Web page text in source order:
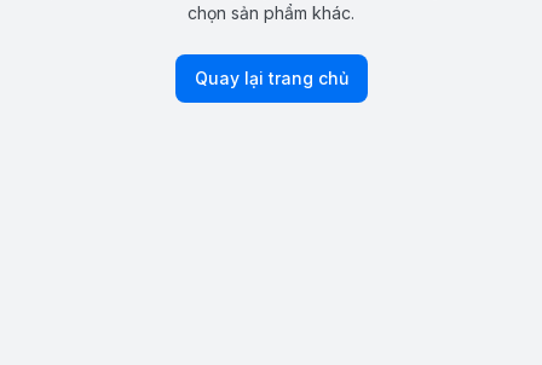
chọn sản phẩm khác.
Quay lại trang chủ